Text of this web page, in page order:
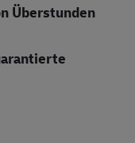
Überstunden